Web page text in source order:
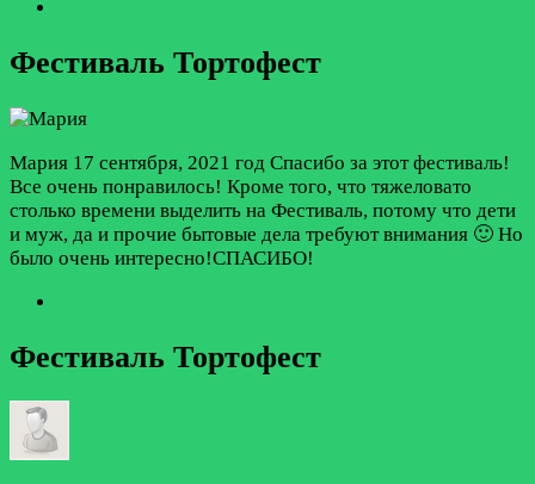
Фестиваль Тортофест
Мария 17 сентября, 2021 год Спасибо за этот фестиваль!
Все очень понравилось! Кроме того, что тяжеловато
столько времени выделить на Фестиваль, потому что дети
и муж, да и прочие бытовые дела требуют внимания 🙂 Но
было очень интересно!СПАСИБО!
Фестиваль Тортофест